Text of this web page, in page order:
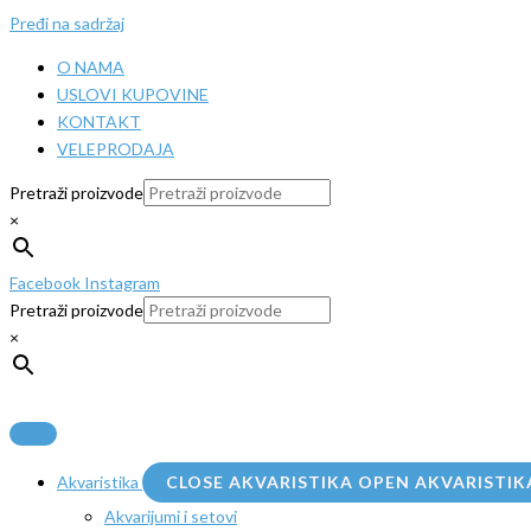
Pređi na sadržaj
O NAMA
USLOVI KUPOVINE
KONTAKT
VELEPRODAJA
Pretraži proizvode
×
Facebook Instagram
Pretraži proizvode
×
Akvaristika CLOSE AKVARISTIKA OPEN
Akvarijumi i setovi